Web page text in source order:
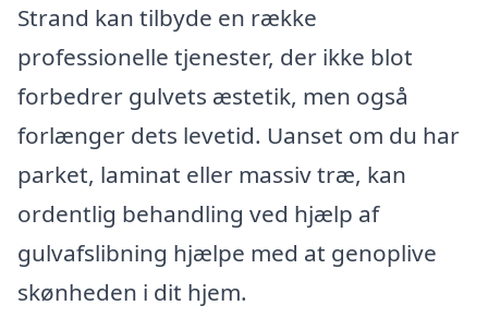
Strand kan tilbyde en række
professionelle tjenester, der ikke blot
forbedrer gulvets æstetik, men også
forlænger dets levetid. Uanset om du har
parket, laminat eller massiv træ, kan
ordentlig behandling ved hjælp af
gulvafslibning hjælpe med at genoplive
skønheden i dit hjem.